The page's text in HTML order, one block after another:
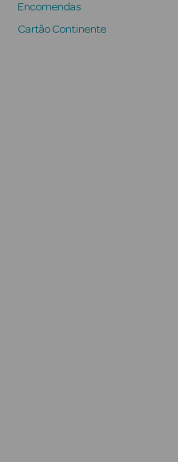
Encomendas
Cartão Continente